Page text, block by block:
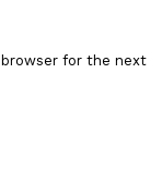
for the next